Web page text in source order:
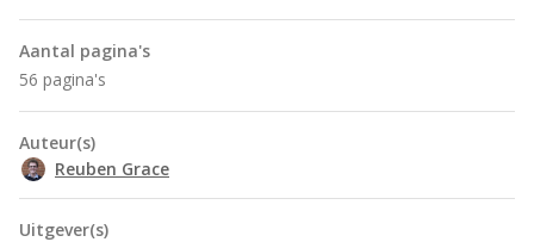
Aantal pagina's
56 pagina's
Auteur(s)
Reuben Grace
Uitgever(s)